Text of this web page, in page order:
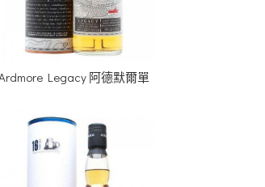
Legacy 阿德默爾單